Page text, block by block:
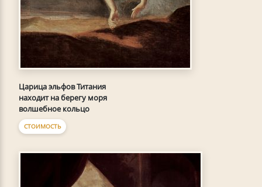
Царица эльфов Титания
находит на берегу моря
волшебное кольцо
СТОИМОСТЬ